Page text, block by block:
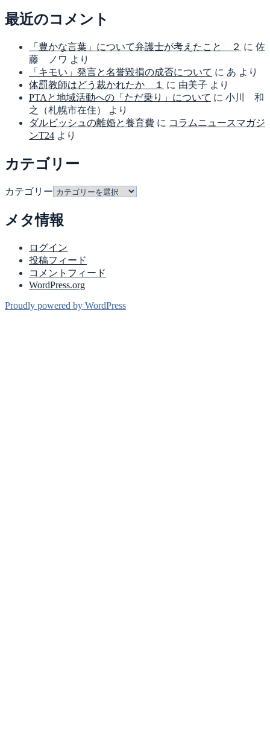
最近のコメント
「豊かな言葉」について弁護士が考えたこと ２ に 佐
藤 ノワ より
「キモい」発言と名誉毀損の成否について に あ より
体罰教師はどう裁かれたか １
に 由美子 より
PTAと地域活動への「ただ乗り」について に 小川 和
之（札幌市在住）
より
ダルビッシュの離婚と養育費 に コラムニュースマガジ
ンT24 より
カテゴリー
カテゴリー
メタ情報
ログイン
投稿フィード
コメントフィード
WordPress.org
Proudly powered by WordPress